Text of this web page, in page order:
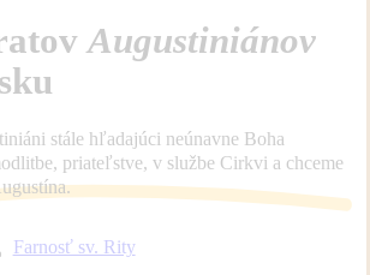
Augustiniánov
stále hľadajúci neúnavne Boha
priateľstve, v službe Cirkvi a chceme
Farnosť sv. Rity